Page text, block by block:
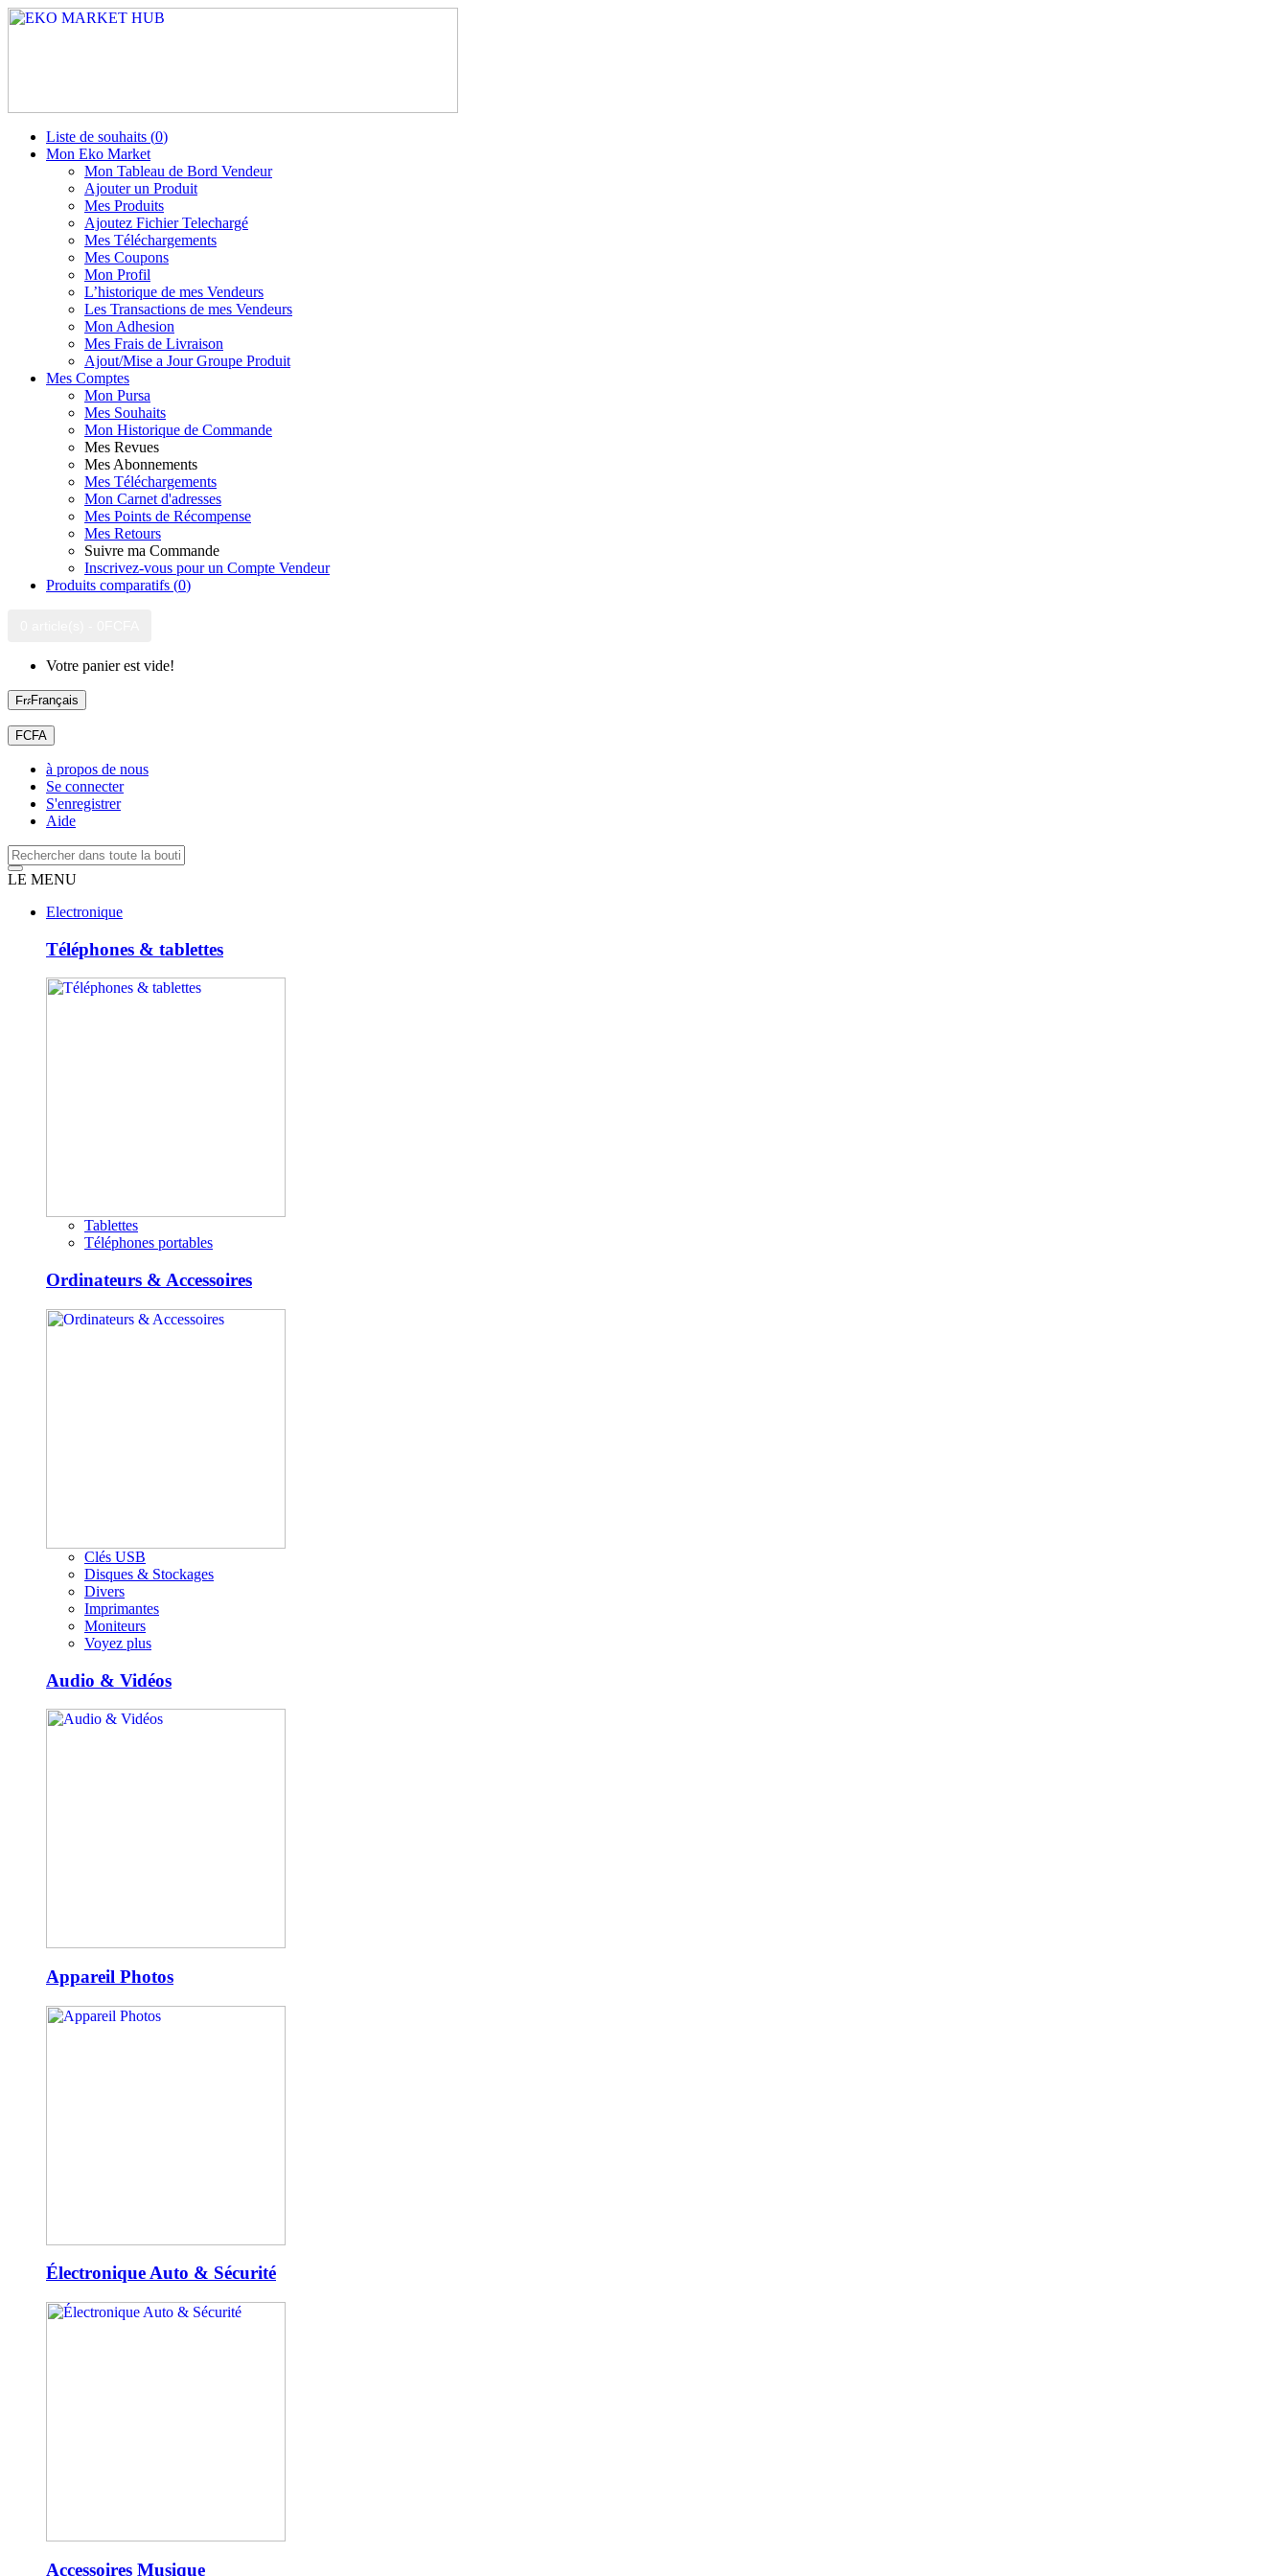
Liste de souhaits (0)
Mon Eko Market
Mon Tableau de Bord Vendeur
Ajouter un Produit
Mes Produits
Ajoutez Fichier Telechargé
Mes Téléchargements
Mes Coupons
Mon Profil
L’historique de mes Vendeurs
Les Transactions de mes Vendeurs
Mon Adhesion
Mes Frais de Livraison
Ajout/Mise a Jour Groupe Produit
Mes Comptes
Mon Pursa
Mes Souhaits
Mon Historique de Commande
Mes Revues
Mes Abonnements
Mes Téléchargements
Mon Carnet d'adresses
Mes Points de Récompense
Mes Retours
Suivre ma Commande
Inscrivez-vous pour un Compte Vendeur
Produits comparatifs (0)
Votre panier est vide!
Français
FCFA
à propos de nous
Se connecter
S'enregistrer
Aide
LE MENU
Electronique
Téléphones & tablettes
Tablettes
Téléphones portables
Ordinateurs & Accessoires
Clés USB
Disques & Stockages
Divers
Imprimantes
Moniteurs
Voyez plus
Audio & Vidéos
Appareil Photos
Électronique Auto & Sécurité
Accessoires Musique